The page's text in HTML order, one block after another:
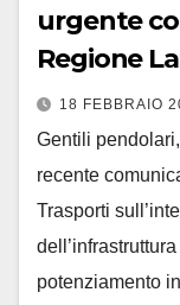
urgente
Regione
18 FEBBRAIO
Gentili
recente
Trasporti
potenziamento